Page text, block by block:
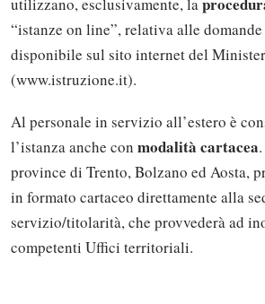
“istanze on line”, relativa alle
disponibile sul sito internet del
(www.istruzione.it).
Al personale in servizio all’estero è
l’istanza anche con modalità cartacea
province di Trento, Bolzano ed Aosta,
in formato cartaceo direttamente alla
servizio/titolarità, che provvederà ad
competenti Uffici territoriali.